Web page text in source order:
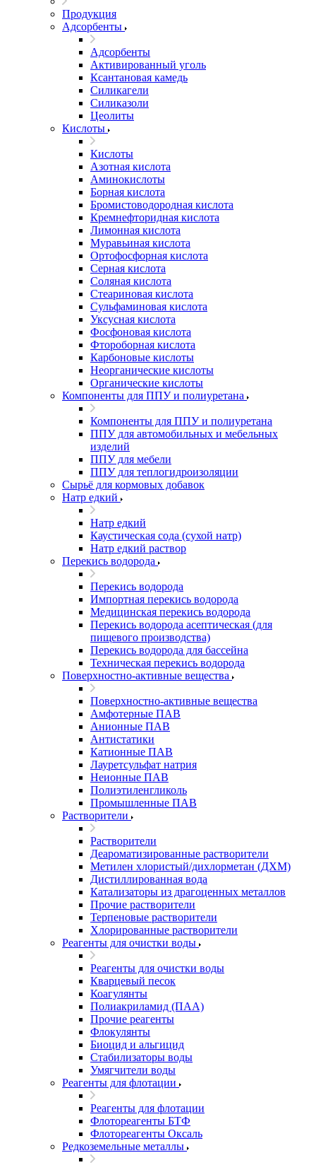
Продукция
Адсорбенты
Адсорбенты
Активированный уголь
Ксантановая камедь
Силикагели
Силиказоли
Цеолиты
Кислоты
Кислоты
Азотная кислота
Аминокислоты
Борная кислота
Бромистоводородная кислота
Кремнефторидная кислота
Лимонная кислота
Муравьиная кислота
Ортофосфорная кислота
Серная кислота
Соляная кислота
Стеариновая кислота
Сульфаминовая кислота
Уксусная кислота
Фосфоновая кислота
Фтороборная кислота
Карбоновые кислоты
Неорганические кислоты
Органические кислоты
Компоненты для ППУ и полиуретана
Компоненты для ППУ и полиуретана
ППУ для автомобильных и мебельных
изделий
ППУ для мебели
ППУ для теплогидроизоляции
Сырьё для кормовых добавок
Натр едкий
Натр едкий
Каустическая сода (сухой натр)
Натр едкий раствор
Перекись водорода
Перекись водорода
Импортная перекись водорода
Медицинская перекись водорода
Перекись водорода асептическая (для
пищевого производства)
Перекись водорода для бассейна
Техническая перекись водорода
Поверхностно-активные вещества
Поверхностно-активные вещества
Амфотерные ПАВ
Анионные ПАВ
Антистатики
Катионные ПАВ
Лауретсульфат натрия
Неионные ПАВ
Полиэтиленгликоль
Промышленные ПАВ
Растворители
Растворители
Деароматизированные растворители
Метилен хлористый/дихлорметан (ДХМ)
Дистиллированная вода
Катализаторы из драгоценных металлов
Прочие растворители
Терпеновые растворители
Хлорированные растворители
Реагенты для очистки воды
Реагенты для очистки воды
Кварцевый песок
Коагулянты
Полиакриламид (ПАА)
Прочие реагенты
Флокулянты
Биоцид и альгицид
Стабилизаторы воды
Умягчители воды
Реагенты для флотации
Реагенты для флотации
Флотореагенты БТФ
Флотореагенты Оксаль
Редкоземельные металлы